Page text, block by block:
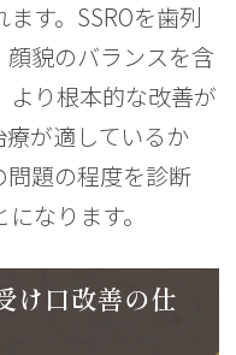
す。SSROを歯列
貌のバランスを含
より根本的な改善が
が適しているか
問題の程度を診断
なります。
け口改善の仕